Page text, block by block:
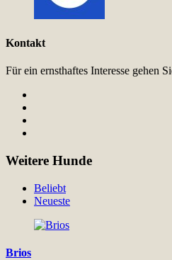
Kontakt
Für ein ernsthaftes Interesse gehen
Weitere Hunde
Beliebt
Neueste
Brios